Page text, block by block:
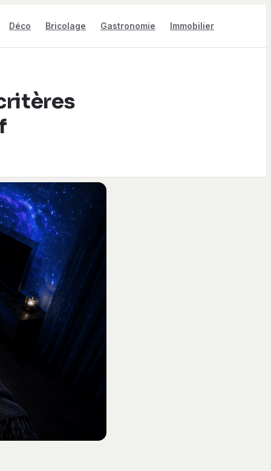
Déco Bricolage Gastronomie Immobilier